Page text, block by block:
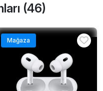
(46)
Mağaza